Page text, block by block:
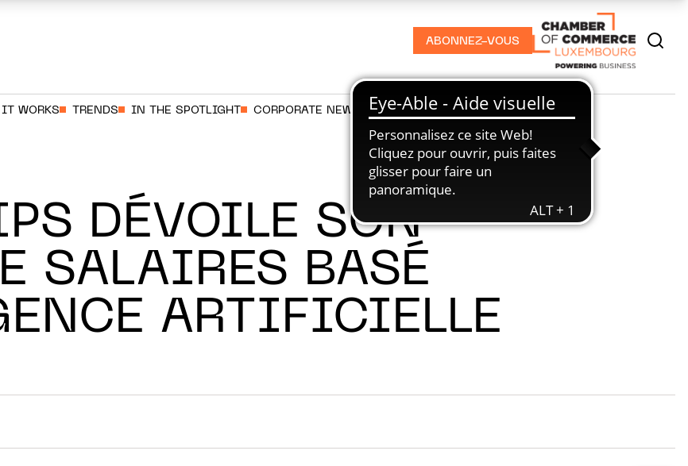
ABONNEZ-VOUS
IT WORKS TRENDS IN THE SPOTLIGHT CORPORATE NEWS PODCASTS
DÉVOILE SON
SALAIRES BASÉ
ARTIFICIELLE